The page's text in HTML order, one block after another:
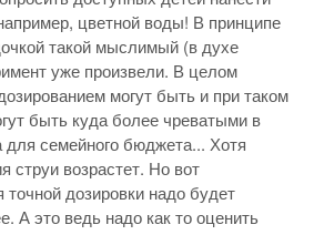
цветной воды! В принципе
такой мыслимый (в духе
уже произвели. В целом
могут быть и при таком
быть куда более чреватыми в
семейного бюджета... Хотя
струи возрастет. Но вот
точной дозировки надо будет
А это ведь надо как то оценить